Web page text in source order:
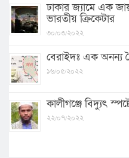
ঢাকার জ্যামে এক
ভারতীয় ক্রিকেটার
৩০/০৩/২০২২
বেরাইদঃ এক অনন্য
১৬/০৫/২০২২
কালীগঞ্জে বিদ্যুৎ
২২/০৭/২০২২